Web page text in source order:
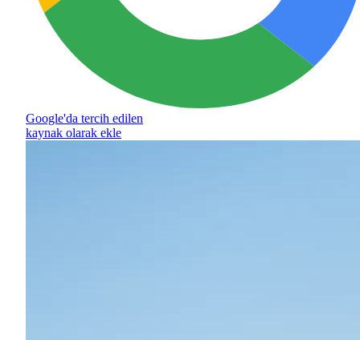
Google'da tercih edilen
kaynak olarak ekle